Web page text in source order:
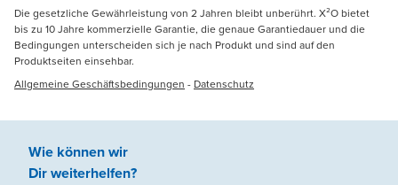
Die gesetzliche Gewährleistung von 2 Jahren bleibt unberührt. X²O bietet
bis zu 10 Jahre kommerzielle Garantie, die genaue Garantiedauer und die
Bedingungen unterscheiden sich je nach Produkt und sind auf den
Produktseiten einsehbar.
Allgemeine Geschäftsbedingungen - Datenschutz
Wie können wir
Dir weiterhelfen?